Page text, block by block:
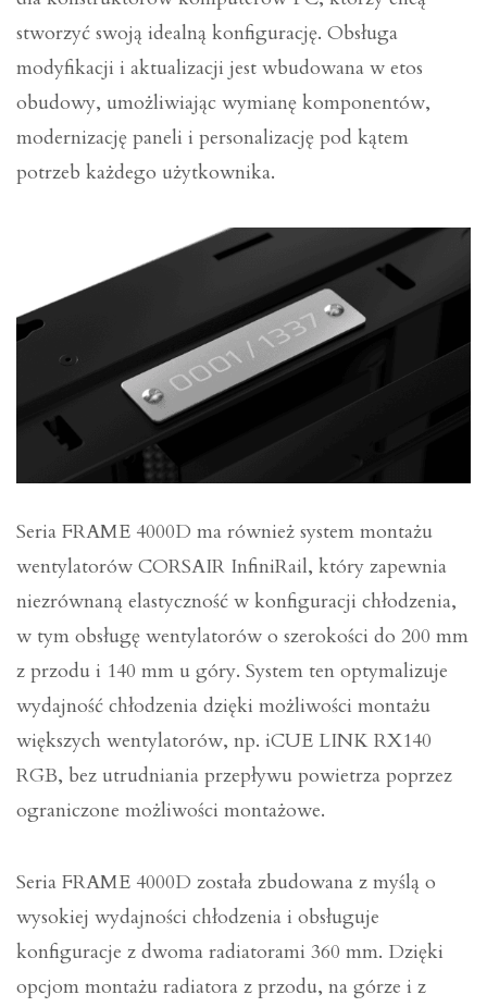
stworzyć swoją idealną konfigurację. Obsługa
modyfikacji i aktualizacji jest wbudowana w etos
obudowy, umożliwiając wymianę komponentów,
modernizację paneli i personalizację pod kątem
potrzeb każdego użytkownika.
Seria FRAME 4000D ma również system montażu
wentylatorów CORSAIR InfiniRail, który zapewnia
niezrównaną elastyczność w konfiguracji chłodzenia,
w tym obsługę wentylatorów o szerokości do 200 mm
z przodu i 140 mm u góry. System ten optymalizuje
wydajność chłodzenia dzięki możliwości montażu
większych wentylatorów, np. iCUE LINK RX140
RGB, bez utrudniania przepływu powietrza poprzez
ograniczone możliwości montażowe.
Seria FRAME 4000D została zbudowana z myślą o
wysokiej wydajności chłodzenia i obsługuje
konfiguracje z dwoma radiatorami 360 mm. Dzięki
opcjom montażu radiatora z przodu, na górze i z